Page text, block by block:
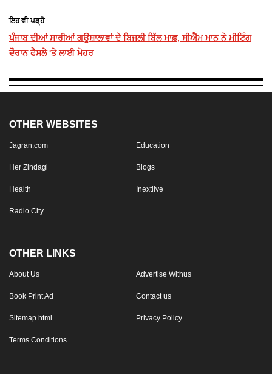
ਇਹ ਵੀ ਪੜ੍ਹੋ
ਪੰਜਾਬ ਦੀਆਂ ਸਾਰੀਆਂ ਗਊਸ਼ਾਲਾਵਾਂ ਦੇ ਬਿਜਲੀ ਬਿੱਲ ਮਾਫ਼, ਸੀਐੱਮ ਮਾਨ ਨੇ ਮੀਟਿੰਗ
ਦੌਰਾਨ ਫੈਸਲੇ 'ਤੇ ਲਾਈ ਮੋਹਰ
OTHER WEBSITES
Jagran.com Education
Her Zindagi Blogs
Health Inextlive
Radio City
OTHER LINKS
About Us Advertise Withus
Book Print Ad Contact us
Sitemap.html Privacy Policy
Terms Conditions